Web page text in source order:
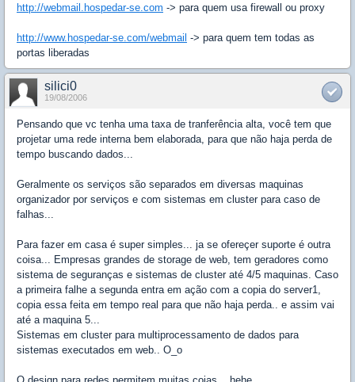
http://webmail.hospedar-se.com -> para quem usa firewall ou proxy
http://www.hospedar-se.com/webmail -> para quem tem todas as
portas liberadas
silici0
19/08/2006
Pensando que vc tenha uma taxa de tranferência alta, você tem que
projetar uma rede interna bem elaborada, para que não haja perda de
tempo buscando dados...
Geralmente os serviços são separados em diversas maquinas
organizador por serviços e com sistemas em cluster para caso de
falhas...
Para fazer em casa é super simples... ja se ofereçer suporte é outra
coisa... Empresas grandes de storage de web, tem geradores como
sistema de seguranças e sistemas de cluster até 4/5 maquinas. Caso
a primeira falhe a segunda entra em ação com a copia do server1,
copia essa feita em tempo real para que não haja perda.. e assim vai
até a maquina 5...
Sistemas em cluster para multiprocessamento de dados para
sistemas executados em web.. O_o